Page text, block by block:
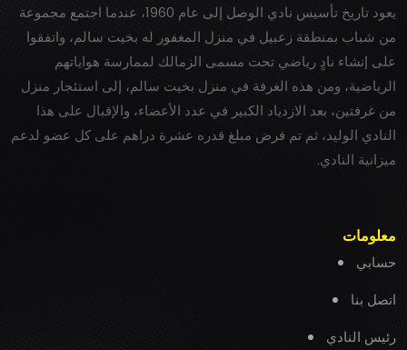
يعود تاريخ تأسيس نادي الوصل إلى عام 1960، عندما اجتمع مجموعة
من شباب بمنطقة زعبيل في منزل المغفور له بخيت سالم، واتفقوا
على إنشاء نادٍ رياضي تحت مسمى الزمالك لممارسة هواياتهم
الرياضية، ومن هذه الغرفة في منزل بخيت سالم، إلى استئجار منزل
من غرفتين، بعد الازدياد الكبير في عدد الأعضاء، والإقبال على هذا
النادي الوليد، ثم تم فرض مبلغ قدره عشرة دراهم على كل عضو لدعم
ميزانية النادي.
معلومات
حسابي
اتصل بنا
رئيس النادي